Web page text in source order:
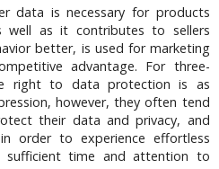
data is necessary for products
well as it contributes to sellers
better, is used for marketing
advantage. For three-
right to data protection is as
however, they often tend
their data and privacy, and
order to experience effortless
sufficient time and attention to